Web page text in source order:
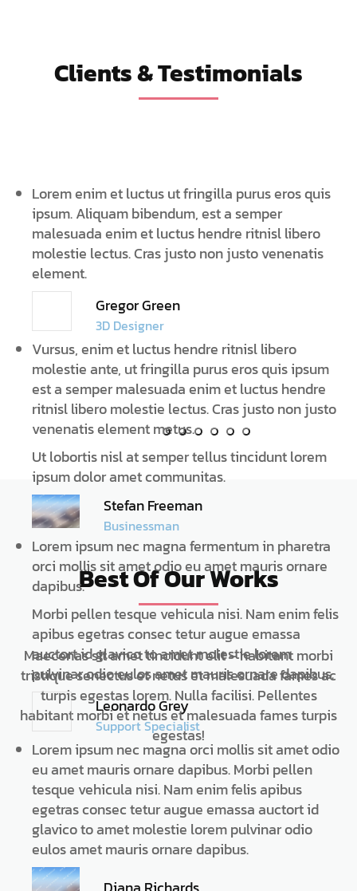
Clients & Testimonials
Lorem enim et luctus ut fringilla purus eros quis
ipsum. Aliquam bibendum, est a semper
malesuada enim et luctus hendre ritnisl libero
molestie lectus. Cras justo non justo venenatis
element.
Gregor Green
3D Designer
Vursus, enim et luctus hendre ritnisl libero
molestie ante, ut fringilla purus eros quis ipsum
est a semper malesuada enim et luctus hendre
ritnisl libero molestie lectus. Cras justo non justo
venenatis element metus.
Ut lobortis nisl at semper tellus tincidunt lorem
ipsum dolor amet communitas.
Stefan Freeman
Businessman
Lorem ipsum nec magna fermentum in pharetra
orci mollis sit amet odio eu amet mauris ornare
dapibus.
Morbi pellen tesque vehicula nisi. Nam enim felis
apibus egetras consec tetur augue emassa
auctort id glavico to amet molestie lorem
pulvinar odio eulos amet mauris ornare dapibus.
Leonardo Grey
Support Specialist
Lorem ipsum nec magna orci mollis sit amet odio
eu amet mauris ornare dapibus. Morbi pellen
tesque vehicula nisi. Nam enim felis apibus
egetras consec tetur augue emassa auctort id
glavico to amet molestie lorem pulvinar odio
eulos amet mauris ornare dapibus.
Best Of Our Works
Maecenas sit amet tincidunt elit – habitant morbi
tristique senectus et netus et malesuada fames ac
turpis egestas lorem. Nulla facilisi. Pellentes
habitant morbi et netus et malesuada fames turpis
egestas!